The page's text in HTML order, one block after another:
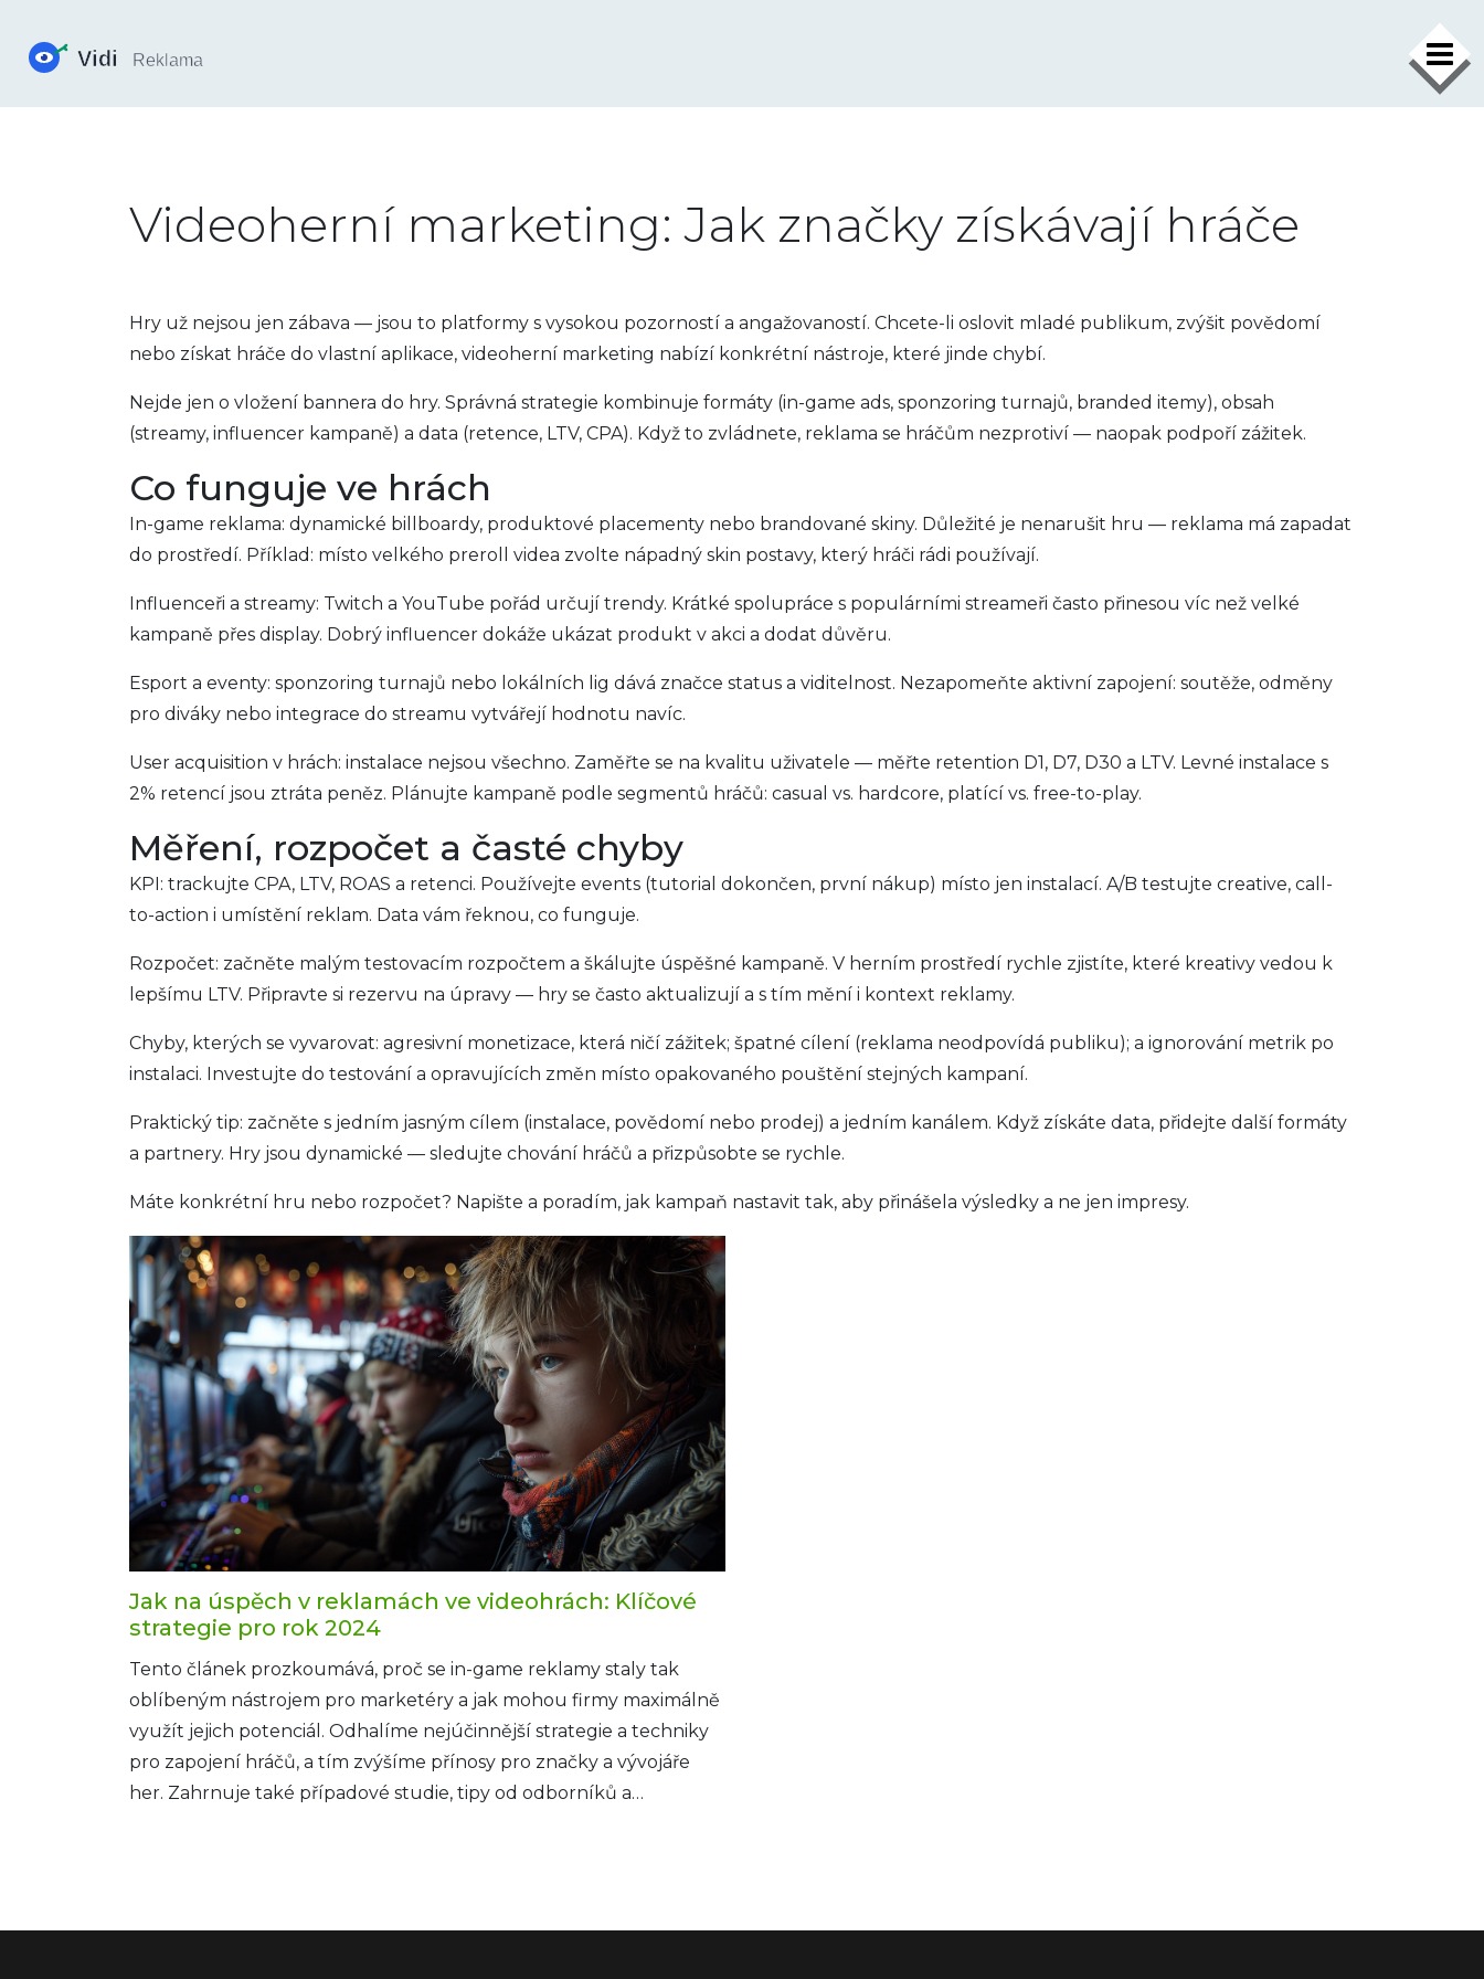
×
Videoherní marketing: Jak značky získávají hráče
Hry už nejsou jen zábava — jsou to platformy s vysokou pozorností a angažovaností. Chcete-li oslovit mladé publikum, zvýšit povědomí
nebo získat hráče do vlastní aplikace, videoherní marketing nabízí konkrétní nástroje, které jinde chybí.
Nejde jen o vložení bannera do hry. Správná strategie kombinuje formáty (in-game ads, sponzoring turnajů, branded itemy), obsah
(streamy, influencer kampaně) a data (retence, LTV, CPA). Když to zvládnete, reklama se hráčům nezprotiví — naopak podpoří zážitek.
Co funguje ve hrách
In-game reklama: dynamické billboardy, produktové placementy nebo brandované skiny. Důležité je nenarušit hru — reklama má zapadat
do prostředí. Příklad: místo velkého preroll videa zvolte nápadný skin postavy, který hráči rádi používají.
Influenceři a streamy: Twitch a YouTube pořád určují trendy. Krátké spolupráce s populárními streameři často přinesou víc než velké
kampaně přes display. Dobrý influencer dokáže ukázat produkt v akci a dodat důvěru.
Esport a eventy: sponzoring turnajů nebo lokálních lig dává značce status a viditelnost. Nezapomeňte aktivní zapojení: soutěže, odměny
pro diváky nebo integrace do streamu vytvářejí hodnotu navíc.
User acquisition v hrách: instalace nejsou všechno. Zaměřte se na kvalitu uživatele — měřte retention D1, D7, D30 a LTV. Levné instalace s
2% retencí jsou ztráta peněz. Plánujte kampaně podle segmentů hráčů: casual vs. hardcore, platící vs. free-to-play.
Měření, rozpočet a časté chyby
KPI: trackujte CPA, LTV, ROAS a retenci. Používejte events (tutorial dokončen, první nákup) místo jen instalací. A/B testujte creative, call-
to-action i umístění reklam. Data vám řeknou, co funguje.
Rozpočet: začněte malým testovacím rozpočtem a škálujte úspěšné kampaně. V herním prostředí rychle zjistíte, které kreativy vedou k
lepšímu LTV. Připravte si rezervu na úpravy — hry se často aktualizují a s tím mění i kontext reklamy.
Chyby, kterých se vyvarovat: agresivní monetizace, která ničí zážitek; špatné cílení (reklama neodpovídá publiku); a ignorování metrik po
instalaci. Investujte do testování a opravujících změn místo opakovaného pouštění stejných kampaní.
Praktický tip: začněte s jedním jasným cílem (instalace, povědomí nebo prodej) a jedním kanálem. Když získáte data, přidejte další formáty
a partnery. Hry jsou dynamické — sledujte chování hráčů a přizpůsobte se rychle.
Máte konkrétní hru nebo rozpočet? Napište a poradím, jak kampaň nastavit tak, aby přinášela výsledky a ne jen impresy.
Jak na úspěch v reklamách ve videohrách: Klíčové
strategie pro rok 2024
Tento článek prozkoumává, proč se in-game reklamy staly tak
oblíbeným nástrojem pro marketéry a jak mohou firmy maximálně
využít jejich potenciál. Odhalíme nejúčinnější strategie a techniky
pro zapojení hráčů, a tím zvýšíme přínosy pro značky a vývojáře
her. Zahrnuje také případové studie, tipy od odborníků a